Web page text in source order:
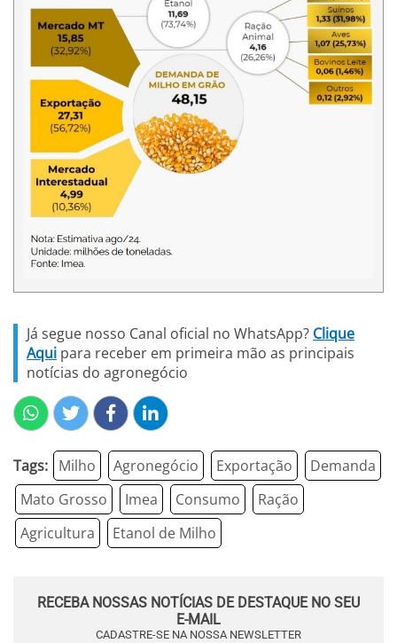
Já segue nosso Canal oficial no WhatsApp? Clique
Aqui para receber em primeira mão as principais
notícias do agronegócio
Tags: Milho Agronegócio Exportação
Demanda
Mato Grosso
Imea Consumo
Ração
Agricultura
Etanol de Milho
RECEBA NOSSAS NOTÍCIAS DE DESTAQUE NO SEU
E-MAIL
CADASTRE-SE NA NOSSA NEWSLETTER